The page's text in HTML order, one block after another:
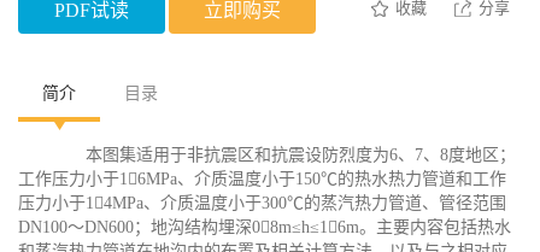
PDF试读 立即购买 收藏 分享
简介 目录
本图集适用于非抗震区和抗震设防烈度为6、7、8度地区；
工作压力小于16MPa、介质温度小于150℃的热水热力管道和工作
压力小于14MPa、介质温度小于300℃的蒸汽热力管道、管径范围
DN100～DN600；地沟结构埋深08m≤h≤16m。主要内容包括热水